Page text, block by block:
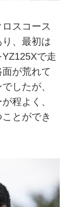
スコース
、最初は
で走
が荒れて
したが、
程よく、
とができ